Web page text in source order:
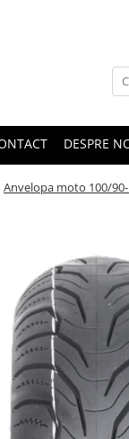
DESPRE
Anvelopa moto 100/90-